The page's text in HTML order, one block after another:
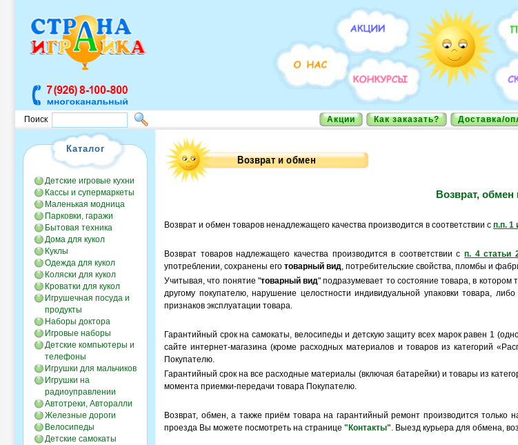
Поиск Акции Как заказать? Доставка/
Каталог
Детские игровые кухни
Кассы и супермаркеты
Маленькая модница
Парковки, гаражи
Бытовая техника
Дома для кукол
Куклы
Одежда для кукол
Коляски для кукол
Кроватки для кукол
Игрушечная посуда и
продукты
Наборы доктора
Игровые наборы
Детские компьютеры и
телефоны
Игрушки для мальчиков
Игрушки на
радиоуправлении
Автотреки, Авторалли
Железные дороги
Велосипеды
Детские самокаты
Возврат,
Возврат и обмен товаров ненадлежащего качества производится в соответствии с п.п. 1
Возврат товаров надлежащего качества производится в соответствии сп. 4 статьи
употреблении, сохранены его товарный вид, потребительские свойства, пломбы и
Учитывая, что понятие "товарный вид" подразумевает то состояние товара, в
другому покупателю, нарушение целостности индивидуальной упаковки товара,
признаков эксплуатации товара.
Гарантийный срок на самокаты, велосипеды и детскую защиту всех марок равен 1
сайте интернет-магазина (кроме расходных материалов и товаров из категорий
Покупателю.
Гарантийный срок на все расходные материалы (включая батарейки) и товары из
момента приемки-передачи товара Покупателю.
Возврат, обмен, а также приём товара на гарантийныйремонт производится только
проезда Вы можете посмотреть на странице "Контакты". Выезд курьера для обмена,